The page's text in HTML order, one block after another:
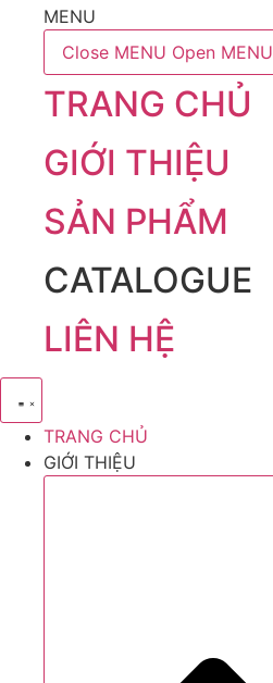
MENU
Close MENU Open MENU
TRANG CHỦ
GIỚI THIỆU
SẢN PHẨM
CATALOGUE
LIÊN HỆ
TRANG CHỦ
GIỚI THIỆU